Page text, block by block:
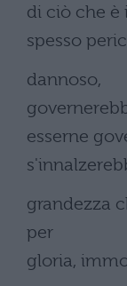
di ciò che è
spesso
dannoso,
esserne
grandezza
per
gloria,